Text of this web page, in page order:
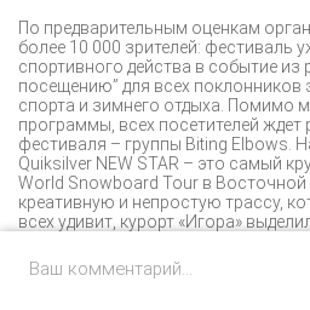
По предварительным оценкам
более 10 000 зрителей: фестиваль
спортивного действа в событие из
посещению” для всех поклонников
спорта и зимнего отдыха. Помимо
программы, всех посетителей ждет
фестиваля – группы Biting Elbows.
Quiksilver NEW STAR – это самый
World Snowboard Tour в Восточной
креативную и непростую трассу,
всех удивит, курорт «Игора»
уровня, но и обеспечивает
зрителей, позволяет разместить